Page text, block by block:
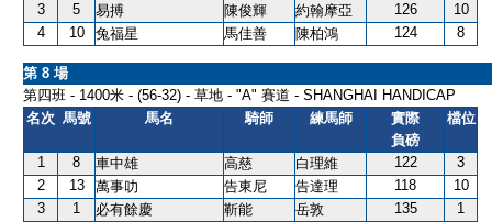
3
5 易搏 陳俊輝 約翰摩亞 126
10
4
10 兔福星 馬佳善 陳柏鴻 124 8
第 8 場
第四班 - 1400米 - (56-32) - 草地 - "A" 賽道 - SHANGHAI HANDICAP
名次 馬號 馬名 騎師 練馬師
實際
負磅
檔位
1 8 車中雄 高慈 白理維 122
3
2
13 萬事叻 告東尼 告達理 118
10
3
1 必有餘慶 靳能 岳敦 135
1